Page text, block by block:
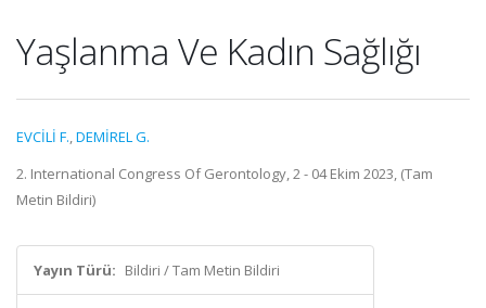
Yaşlanma Ve Kadın Sağlığı
EVCİLİ F.,DEMİREL G.
2. International Congress Of Gerontology, 2 - 04 Ekim 2023, (Tam
Metin Bildiri)
Yayın Türü: Bildiri / Tam Metin Bildiri